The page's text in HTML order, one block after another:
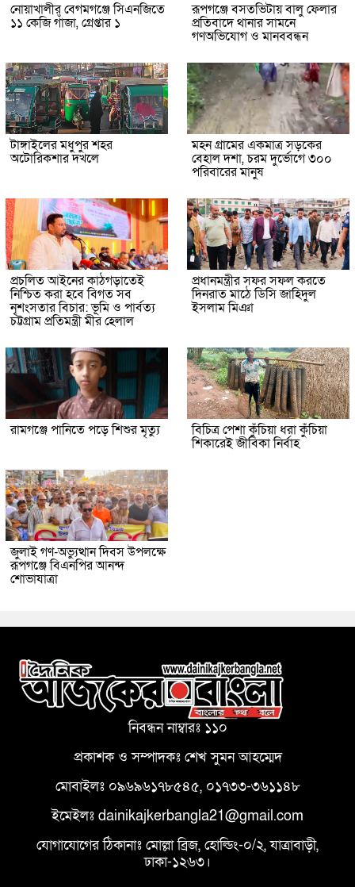
নোয়াখালীর বেগমগঞ্জে সিএনজিতে
১১ কেজি গাঁজা, গ্রেপ্তার ১
রূপগঞ্জে বসতভিটায় বালু ফেলার
প্রতিবাদে থানার সামনে
গণঅভিযোগ ও মানববন্ধন
টাঙ্গাইলের মধুপুর শহর
অটোরিকশার দখলে
মহন গ্রামের একমাত্র সড়কের
বেহাল দশা, চরম দুর্ভোগে ৩০০
পরিবারের মানুষ
প্রচলিত আইনের কাঠগড়াতেই
নিশ্চিত করা হবে বিগত সব
নৃশংসতার বিচার: ভূমি ও পার্বত্য
চট্টগ্রাম প্রতিমন্ত্রী মীর হেলাল
প্রধানমন্ত্রীর সফর সফল করতে
দিনরাত মাঠে ডিসি জাহিদুল
ইসলাম মিঞা
রামগঞ্জে পানিতে পড়ে শিশুর মৃত্যু বিচিত্র পেশা কুঁচিয়া ধরা কুঁচিয়া
শিকারেই জীবিকা নির্বাহ
জুলাই গণ-অভ্যুত্থান দিবস উপলক্ষে
রূপগঞ্জে বিএনপির আনন্দ
শোভাযাত্রা
নিবন্ধন নাম্বারঃ ১১০
প্রকাশক ও সম্পাদকঃ শেখ সুমন আহম্মেদ
মোবাইলঃ ০৯৬৯৬১৭৮৫৪৫, ০১৭৩৩-৩৬১১৪৮
ইমেইলঃ dainikajkerbangla21@gmail.com
যোগাযোগের ঠিকানাঃ মোল্লা ব্রিজ, হোল্ডিং-০/২, যাত্রাবাড়ী,
ঢাকা-১২৬৩।